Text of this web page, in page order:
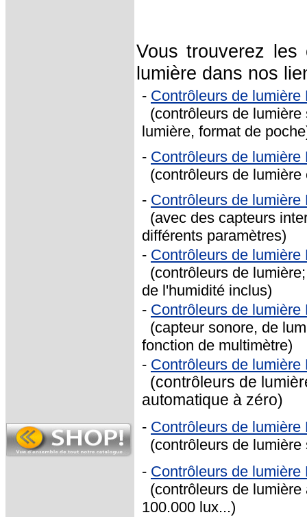
Vous trouverez les
lumière dans nos
- Contrôleurs de lumière
(contrôleurs de
lumière, format de
- Contrôleurs de lumière
(contrôleurs de
- Contrôleurs de lumière
(avec des capteurs
différents paramètres)
- Contrôleurs de lumière
(contrôleurs de
de l'humidité inclus)
- Contrôleurs de lumière
(capteur sonore, de
fonction de multimètre)
- Contrôleurs de lumière
(contrôleurs de
automatique à zéro)
- Contrôleurs de lumière
(contrôleurs de
- Contrôleurs de lumière
(contrôleurs de
100.000 lux...)